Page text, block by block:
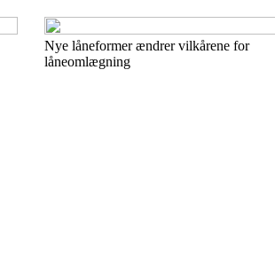
Nye låneformer ændrer vilkårene for
låneomlægning